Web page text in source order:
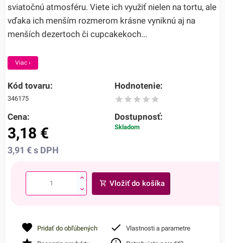
sviatočnú atmosféru. Viete ich využiť nielen na tortu, ale
vďaka ich menším rozmerom krásne vyniknú aj na
menších dezertoch či cupcakekoch...
Viac ›
Kód tovaru:
346175
Hodnotenie:
Cena:
3,18 €
3,91€ s DPH
Dostupnosť:
Skladom
Vložiť do košíka
Pridať do obľúbených Vlastnosti a parametre